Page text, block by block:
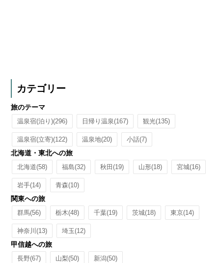
カテゴリー
旅のテーマ
温泉宿(泊り)(296) 日帰り温泉(167) 観光(135)
温泉宿(立寄)(122) 温泉地(20) 小話(7)
北海道・東北への旅
北海道(58) 福島(32) 秋田(19) 山形(18) 宮城(16)
岩手(14) 青森(10)
関東への旅
群馬(56) 栃木(48) 千葉(19) 茨城(18) 東京(14)
神奈川(13) 埼玉(12)
甲信越への旅
長野(67) 山梨(50) 新潟(50)